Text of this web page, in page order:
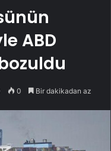
ABD
0 Bir dakikadan az